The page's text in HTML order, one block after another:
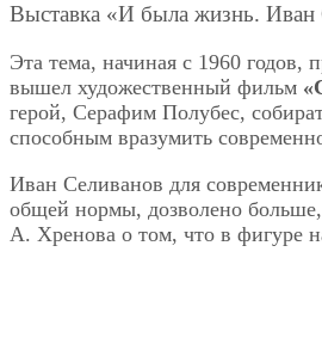
Выставка «И была жизнь. Иван
Эта тема, начиная с 1960
вышел художественный фильм
герой, Серафим Полубес,
способным вразумить
Иван Селиванов для
общей нормы, дозволено
А. Хренова о том, что в фигуре